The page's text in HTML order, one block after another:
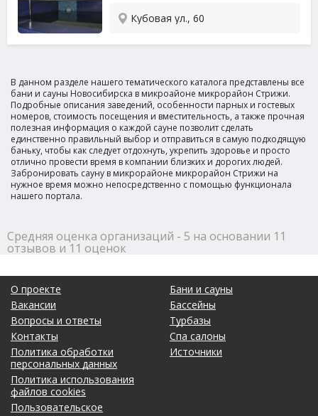
Кубовая ул., 60
В данном разделе нашего тематического каталога представлены все
бани и сауны Новосибирска в микроайоне микрорайон Стрижи.
Подробные описания заведений, особенности парных и гостевых
номеров, стоимость посещения и вместительность, а также прочная
полезная информация о каждой сауне позволит сделать
единственно правильный выбор и отправиться в самую подходящую
баньку, чтобы как следует отдохнуть, укрепить здоровье и просто
отлично провести время в компании близких и дорогих людей.
Забронировать сауну в микрорайоне микрорайон Стрижи на
нужное время можно непосредственно с помощью функционала
нашего портала.
Средняя оценка организаций - 5 на основании 11
отзывов и 11 оценок
О проекте
Вакансии
Вопросы и ответы
Контакты
Политика обработки
персональных данных
Политика использования
файлов cookies
Пользовательское
Бани и сауны
Бассейны
Турбазы
Спа салоны
Источники